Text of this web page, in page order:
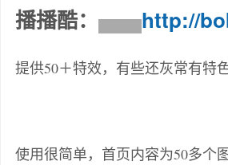
播播酷： http://
提供50＋特效，有些还灰常有特
使用很简单，首页内容为50多个